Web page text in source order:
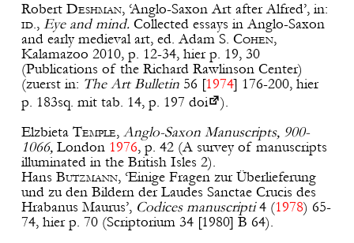
Robert Deshman, ‘Anglo-Saxon Art after Alfred’, in:
id., Eye and mind. Collected essays in Anglo-Saxon
and early medieval art, ed. Adam S. Cohen,
Kalamazoo 2010, p. 12-34, hier p. 19, 30
(Publications of the Richard Rawlinson Center)
(zuerst in: The Art Bulletin 56 [1974] 176-200, hier
p. 183sq. mit tab. 14, p. 197 doi
).
Elzbieta Temple, Anglo-Saxon Manuscripts, 900-
1066, London 1976, p. 42 (A survey of manuscripts
illuminated in the British Isles 2).
Hans Butzmann, ‘Einige Fragen zur Überlieferung
und zu den Bildern der Laudes Sanctae Crucis des
Hrabanus Maurus’, Codices manuscripti4 (1978) 65-
74, hier p. 70 (Scriptorium 34 [1980] B 64).